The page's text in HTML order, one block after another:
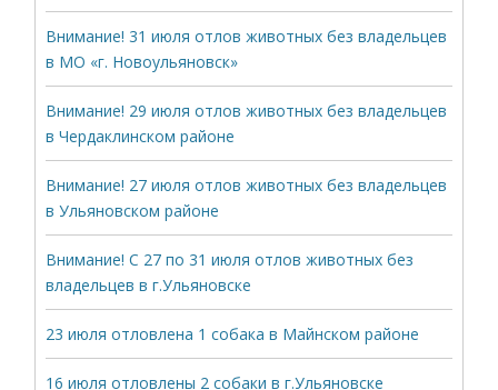
Внимание! 31 июля отлов животных без владельцев
в МО «г. Новоульяновск»
Внимание! 29 июля отлов животных без владельцев
в Чердаклинском районе
Внимание! 27 июля отлов животных без владельцев
в Ульяновском районе
Внимание! С 27 по 31 июля отлов животных без
владельцев в г.Ульяновске
23 июля отловлена 1 собака в Майнском районе
16 июля отловлены 2 собаки в г.Ульяновске